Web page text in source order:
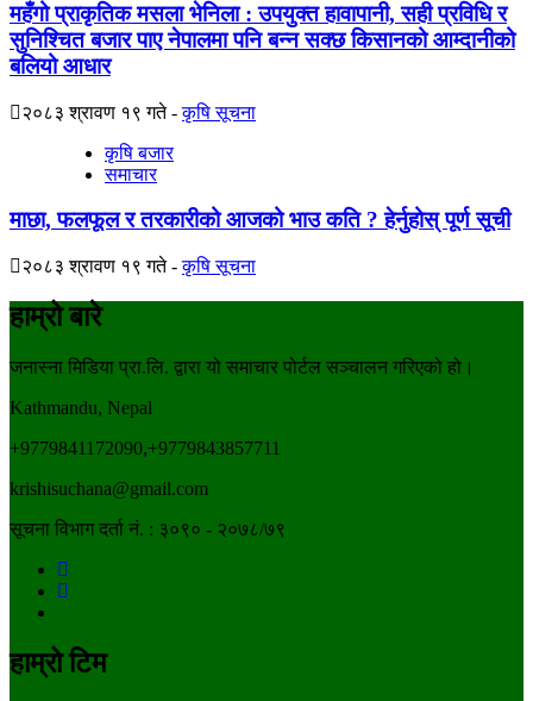
महँगो प्राकृतिक मसला भेनिला : उपयुक्त हावापानी, सही प्रविधि र
सुनिश्चित बजार पाए नेपालमा पनि बन्न सक्छ किसानको आम्दानीको
बलियो आधार
२०८३ श्रावण १९ गते
कृषि सूचना
कृषि बजार
समाचार
माछा, फलफूल र तरकारीको आजको भाउ कति ? हेर्नुहोस् पूर्ण सूची
२०८३ श्रावण १९ गते कृषि सूचना
हाम्रो बारे
जनास्ना मिडिया प्रा.लि. द्वारा यो समाचार पोर्टल सञ्चालन गरिएको हो।
Kathmandu, Nepal
+9779841172090,+9779843857711
krishisuchana@gmail.com
सूचना विभाग दर्ता नं. : ३०९० - २०७८/७९
हाम्रो टिम